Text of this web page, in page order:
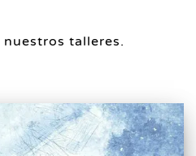
talleres.